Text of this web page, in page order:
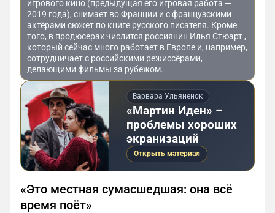
игрового кино (предыдущая его игровая работа —
2019 года), снимает во Франции и с французскими
актёрами сюжет по книге русского писателя. Кроме
того, в продюсерах числится россиянин Илья Стюарт ,
который сейчас много работает в Европе и, например,
сотрудничает с российскими режиссёрами,
делающими фильмы за рубежом.
Варвара Ульяненок
«Мартин Иден» –
проблемы хороших
экранизаций
Открыть материал
«Это местная сумасшедшая: она всё
время поёт»